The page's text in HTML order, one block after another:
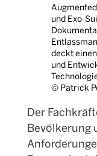
und Exo-
deckt
und
© Patrick
Der
Bevölkerung